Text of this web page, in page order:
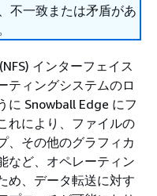
不一致または矛盾があ
インターフェイス
ティングシステムのロ
に Snowball Edge にフ
れにより、ファイルの
、その他のグラフィカ
など、オペレーティン
め、データ転送に対す